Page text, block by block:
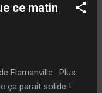
forçais ! Mais il
qu'on me le
pas, soit on se
ce matin
Flamanville : Plus
ça parait solide !